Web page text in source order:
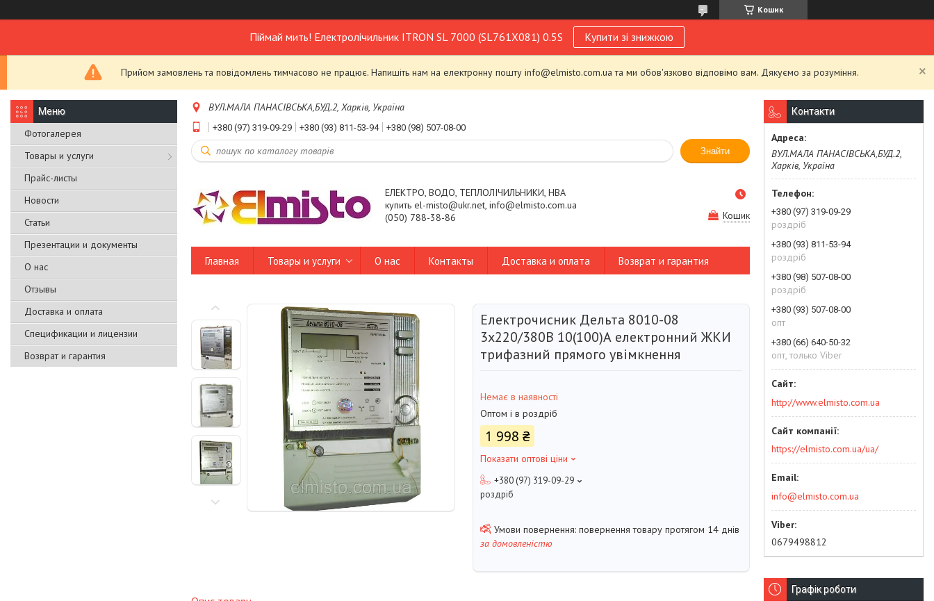
Кошик
Піймай мить! Електролічильник ITRON SL 7000 (SL761X081) 0.5S Купити зі знижкою
Прийом замовлень та повідомлень тимчасово не працює. Напишіть нам на електронну пошту info@elmisto.com.ua та ми обов'язково відповімо вам. Дякуємо за розуміння.
Фотогалерея
Товары и услуги
Прайс-листы
Новости
Статьи
Презентации и документы
О нас
Отзывы
Доставка и оплата
Спецификации и лицензии
Возврат и гарантия
ВУЛ.МАЛА ПАНАСІВСЬКА,БУД.2, Харків, Україна
+380 (97) 319-09-29 +380 (93) 811-53-94 +380 (98) 507-08-00
Знайти
ЕЛЕКТРО, ВОДО, ТЕПЛОЛІЧИЛЬНИКИ, НВА
купить el-misto@ukr.net, info@elmisto.com.ua
(050) 788-38-86
Кошик
Главная Товары и услуги О нас Контакты Доставка и оплата Возврат и гарантия
Електрочисник Дельта 8010-08
3х220/380В 10(100)А електронний ЖКИ
трифазний прямого увімкнення
Немає в наявності
Оптом і в роздріб
1 998 ₴
Показати оптові ціни
+380 (97) 319-09-29
роздріб
повернення товару протягом 14 днів
за домовленістю
Контакти
ВУЛ.МАЛА ПАНАСІВСЬКА,БУД.2,
Харків, Україна
+380 (97) 319-09-29
роздріб
+380 (93) 811-53-94
роздріб
+380 (98) 507-08-00
роздріб
+380 (93) 507-08-00
опт
+380 (66) 640-50-32
опт, только Viber
http://www.elmisto.com.ua
https://elmisto.com.ua/ua/
info@elmisto.com.ua
0679498812
Графік роботи